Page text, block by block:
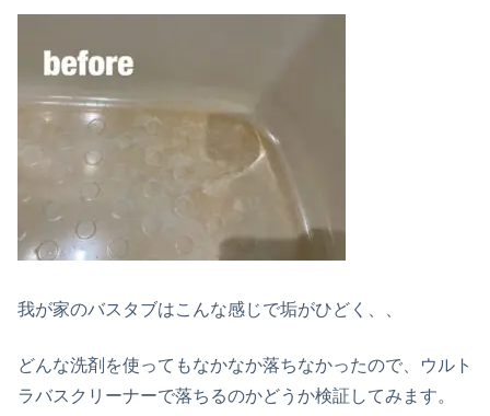
我が家のバスタブはこんな感じで垢がひどく、、
どんな洗剤を使ってもなかなか落ちなかったので、ウルト
ラバスクリーナーで落ちるのかどうか検証してみます。